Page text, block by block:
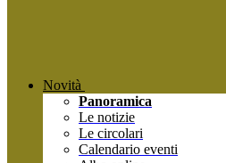
Novità
Panoramica
Le notizie
Le circolari
Calendario eventi